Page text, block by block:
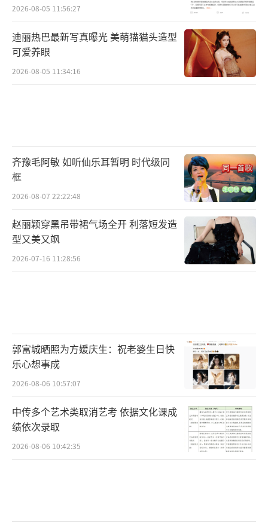
2026-08-05 11:56:27
迪丽热巴最新写真曝光 美萌猫猫头造型
可爱养眼
2026-08-05 11:34:16
齐豫毛阿敏 如听仙乐耳暂明 时代级同
框
2026-08-07 22:22:48
赵丽颖穿黑吊带裙气场全开 利落短发造
型又美又飒
2026-07-16 11:28:56
郭富城晒照为方媛庆生：祝老婆生日快
乐心想事成
2026-08-06 10:57:07
中传多个艺术类取消艺考 依据文化课成
绩依次录取
2026-08-06 10:42:35